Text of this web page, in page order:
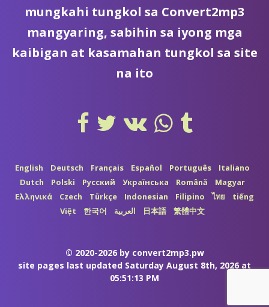
mungkahi tungkol sa Convert2mp3
mangyaring, sabihin sa iyong mga
kaibigan at kasamahan tungkol sa site
na ito
English Deutsch Français Español Português
Italiano
Dutch
Polski Русский Українська Română
Magyar
Ελληνικά
Czech Türkçe Indonesian Filipino ไทย
tiếng
Việt
한국어 العربية 日本語 繁體中文
© 2020-2026 by convert2mp3.pw
site pages last updated Saturday August 8th, 2026 at
05:51:13 PM